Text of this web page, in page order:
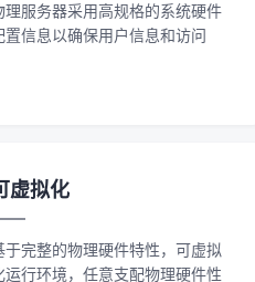
理服务器采用高规格的系统硬件
置信息以确保用户信息和访问
虚拟化
于完整的物理硬件特性，可虚拟
运行环境，任意支配物理硬件性